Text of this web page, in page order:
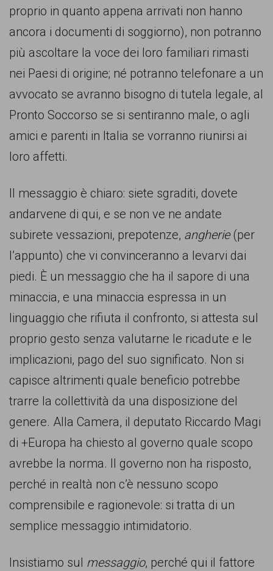
garanzia
dei
diritti
cittadinanza
per
tutti.
proprio in quanto appena arrivati non hanno
ancora i documenti di soggiorno), non potranno
più ascoltare la voce dei loro familiari rimasti
nei Paesi di origine; né potranno telefonare a un
avvocato se avranno bisogno di tutela legale, al
Pronto Soccorso se si sentiranno male, o agli
amici e parenti in Italia se vorranno riunirsi ai
loro affetti.
Il messaggio è chiaro: siete sgraditi, dovete
andarvene di qui, e se non ve ne andate
subirete vessazioni, prepotenze, angherie(per
l’appunto) che vi convinceranno a levarvi dai
piedi. È un messaggio che ha il sapore di una
minaccia, e una minaccia espressa in un
linguaggio che rifiuta il confronto, si attesta sul
proprio gesto senza valutarne le ricadute e le
implicazioni, pago del suo significato. Non si
capisce altrimenti quale beneficio potrebbe
trarre la collettività da una disposizione del
genere. Alla Camera, il deputato Riccardo Magi
di +Europa ha chiesto al governo quale scopo
avrebbe la norma. Il governo non ha risposto,
perché in realtà non c’è nessuno scopo
comprensibile e ragionevole: si tratta di un
semplice messaggio intimidatorio.
Insistiamo sul messaggio, perché qui il fattore